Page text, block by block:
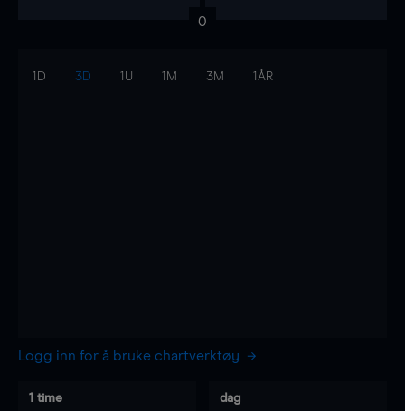
0
1D 3D 1U 1M 3M 1ÅR
Logg inn for å bruke chartverktøy
1 time dag